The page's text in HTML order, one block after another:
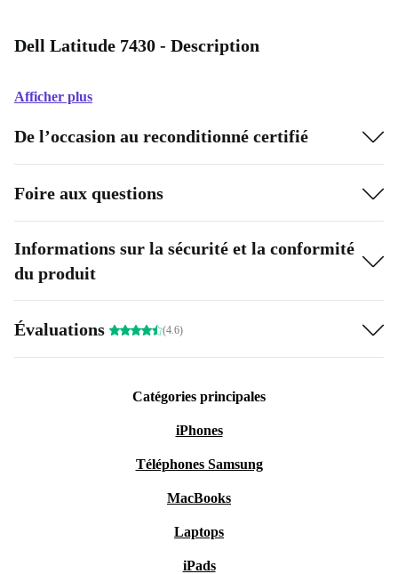
Dell Latitude 7430 - Description
Afficher plus
De l’occasion au reconditionné certifié
Foire aux questions
Informations sur la sécurité et la conformité
du produit
Évaluations (4.6)
Catégories principales
iPhones
Téléphones Samsung
MacBooks
Laptops
iPads